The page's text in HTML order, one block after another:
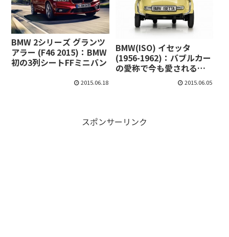
BMW 2シリーズ グランツ
アラー (F46 2015)：BMW
初の3列シートFFミニバン
2015.06.18
BMW(ISO) イセッタ
(1956-1962)：バブルカー
の愛称で今も愛されるク
2015.06.05
スポンサーリンク